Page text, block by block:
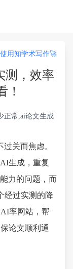
用知学术写作🚀
测，效率
！
正常,ai论文生成
关而焦虑。
生成，重复
力的问题，而
经过实测的降
率网站，帮
论文顺利通